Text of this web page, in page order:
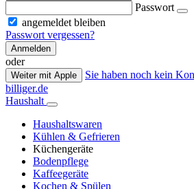
Passwort
angemeldet bleiben
Passwort vergessen?
Anmelden
oder
Weiter mit Apple
Sie haben noch kein
billiger.de
Haushalt
Haushaltswaren
Kühlen & Gefrieren
Küchengeräte
Bodenpflege
Kaffeegeräte
Kochen & Spülen